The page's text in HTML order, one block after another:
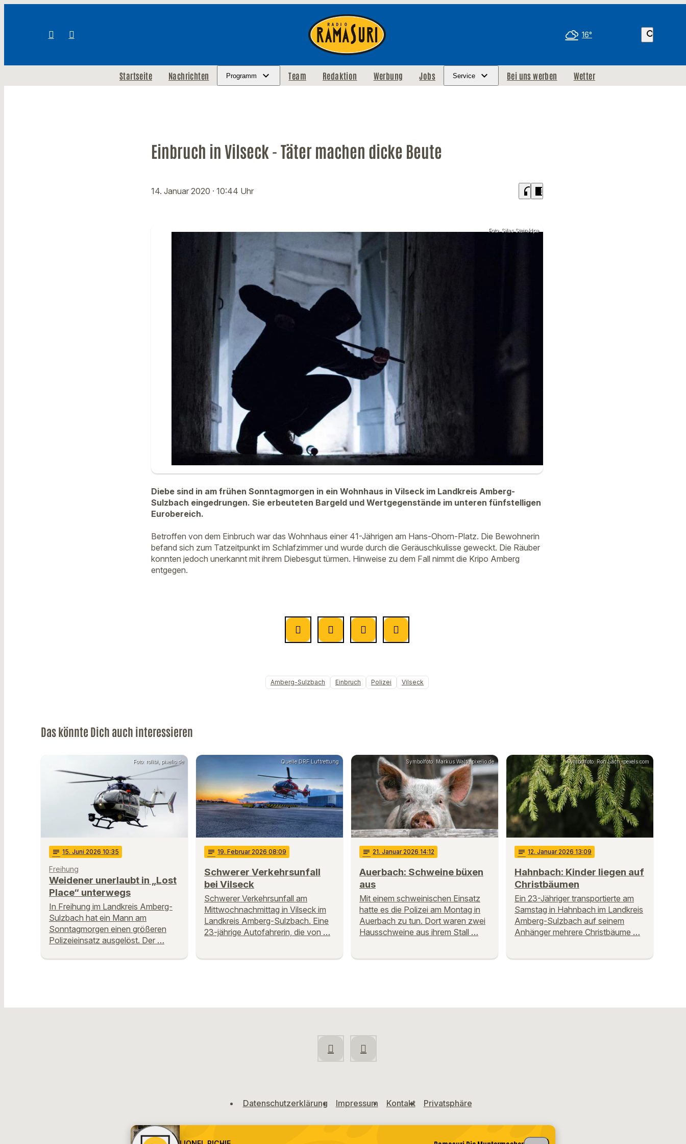
16° search
Startseite Nachrichten Programm Team Redaktion Werbung Jobs Service Bei uns werben Wetter
Einbruch in Vilseck - Täter machen dicke Beute
14. Januar 2020 · 10:44 Uhr headphones chrome_reader_mode
Foto: Silas Stein/dpa
Diebe sind in am frühen Sonntagmorgen in ein Wohnhaus in Vilseck im Landkreis Amberg-
Sulzbach eingedrungen. Sie erbeuteten Bargeld und Wertgegenstände im unteren fünfstelligen
Eurobereich.
Betroffen von dem Einbruch war das Wohnhaus einer 41-Jährigen am Hans-Ohorn-Platz. Die Bewohnerin
befand sich zum Tatzeitpunkt im Schlafzimmer und wurde durch die Geräuschkulisse geweckt. Die Räuber
konnten jedoch unerkannt mit ihrem Diebesgut türmen. Hinweise zu dem Fall nimmt die Kripo Amberg
entgegen.
Amberg-Sulzbach Einbruch Polizei Vilseck
Das könnte Dich auch interessieren
Foto: rolibi, pixelio.de
notes 15. Juni 2026 10:35
Freihung
Weidener unerlaubt in „Lost
Place“ unterwegs
In Freihung im Landkreis Amberg-
Sulzbach hat ein Mann am
Sonntagmorgen einen größeren
Polizeieinsatz ausgelöst. Der …
Quelle DRF Luftrettung
notes 19. Februar 2026 08:09
Schwerer Verkehrsunfall
bei Vilseck
Schwerer Verkehrsunfall am
Mittwochnachmittag in Vilseck im
Landkreis Amberg-Sulzbach. Eine
23-jährige Autofahrerin, die von …
Symbolfoto: Markus Walti, pixelio.de
notes 21. Januar 2026 14:12
Auerbach: Schweine büxen
aus
Mit einem schweinischen Einsatz
hatte es die Polizei am Montag in
Auerbach zu tun. Dort waren zwei
Hausschweine aus ihrem Stall …
Symbolfoto: Ron Lach, pexels.com
notes 12. Januar 2026 13:09
Hahnbach: Kinder liegen auf
Christbäumen
Ein 23-Jähriger transportierte am
Samstag in Hahnbach im Landkreis
Amberg-Sulzbach auf seinem
Anhänger mehrere Christbäume …
Datenschutzerklärung Impressum Kontakt Privatsphäre